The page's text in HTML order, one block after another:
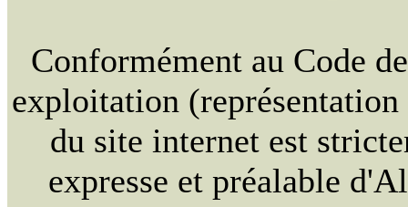
Conformément au Code
exploitation
du site internet est
expresse et préalable